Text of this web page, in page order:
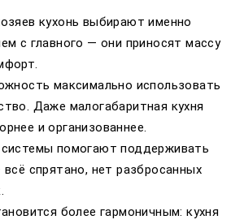
кухонь выбирают именно
с главного — они приносят массу
максимально использовать
Даже малогабаритная кухня
и организованнее.
помогают поддерживать
спрятано, нет разбросанных
более гармоничным: кухня